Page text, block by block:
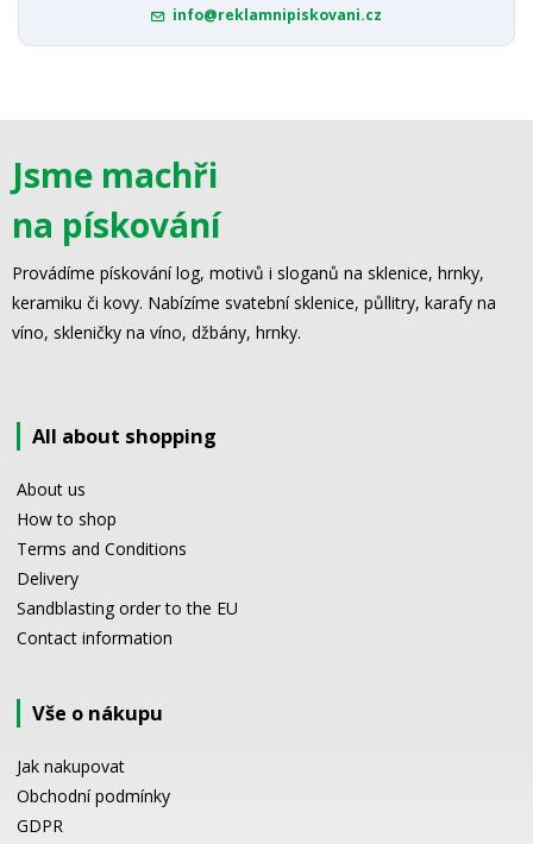
info@reklamnipiskovani.cz
Jsme machři
na pískování
Provádíme pískování log, motivů i sloganů na sklenice, hrnky,
keramiku či kovy. Nabízíme svatební sklenice, půllitry, karafy na
víno, skleničky na víno, džbány, hrnky.
All about shopping
About us
How to shop
Terms and Conditions
Delivery
Sandblasting order to the EU
Contact information
Vše o nákupu
Jak nakupovat
Obchodní podmínky
GDPR